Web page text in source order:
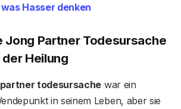
Hasser denken
Jong Partner Todesursache
Heilung
todesursache war ein
in seinem Leben, aber sie